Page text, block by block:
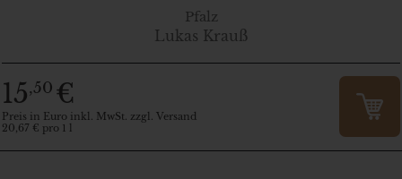
Pfalz
Lukas Krauß
15,50 €
Preis in Euro inkl. MwSt. zzgl. Versand
20,67 € pro 1 l